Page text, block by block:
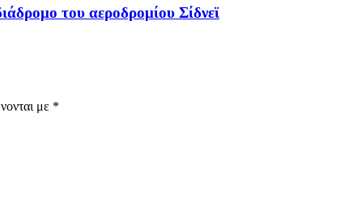
του αεροδρομίου Σίδνεϊ
με *